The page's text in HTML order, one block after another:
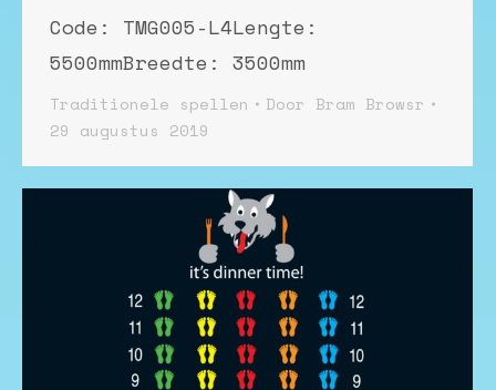
Code: TMG005-L4Lengte:
5500mmBreedte: 3500mm
Traditionele spellen Door Bram Browsr
29 augustus 2019